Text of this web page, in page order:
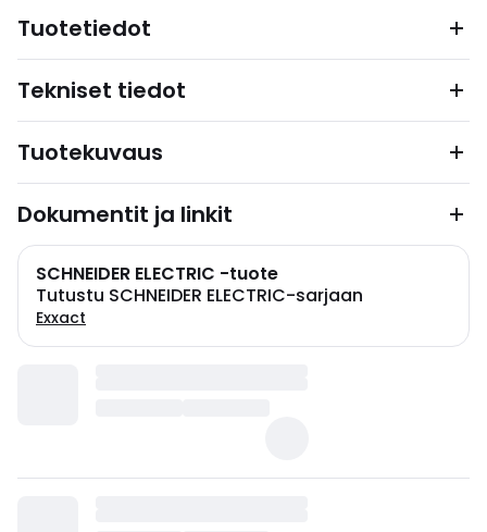
Tuotetiedot
Tekniset tiedot
Tuotekuvaus
Dokumentit ja linkit
SCHNEIDER ELECTRIC -tuote
Tutustu SCHNEIDER ELECTRIC-sarjaan
Exxact